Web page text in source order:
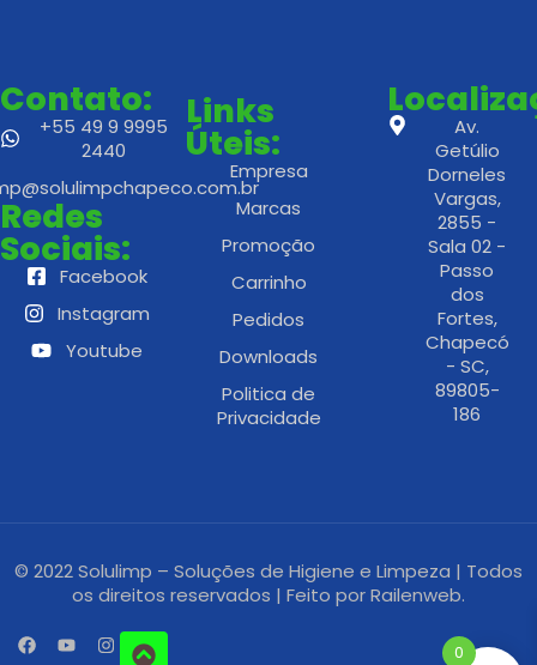
Contato:
+55 49 9 9995
2440
Redes
Sociais:
Facebook
Instagram
Youtube
Links
Úteis:
Empresa
Marcas
Promoção
Carrinho
Pedidos
Downloads
Politica de
Privacidade
Av.
Getúlio
Dorneles
Vargas,
2855 -
Sala 02 -
Passo
dos
Fortes,
Chapecó
- SC,
89805-
186
© 2022 Solulimp – Soluções de Higiene e Limpeza | Todos
os direitos reservados | Feito porRailenweb.
0